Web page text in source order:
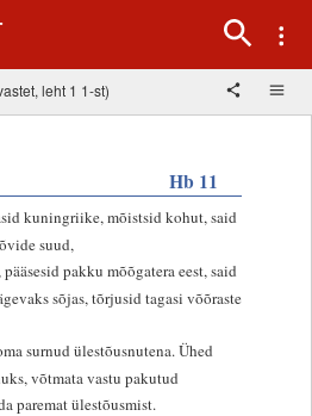
leht 1 1-st)
Hb 11
kuningriike, mõistsid kohut, said
suud,
pakku mõõgatera eest, said
sõjas, tõrjusid tagasi võõraste
surnud ülestõusnutena. Ühed
võtmata vastu pakutud
paremat ülestõusmist.